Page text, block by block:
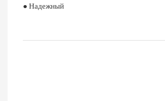
● Надежный